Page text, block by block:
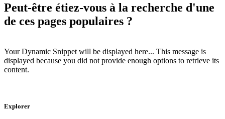
Peut-être étiez-vous à la recherche d'une
de ces pages populaires ?
Your Dynamic Snippet will be displayed here... This message is
displayed because you did not provide enough options to retrieve its
content.
Explorer